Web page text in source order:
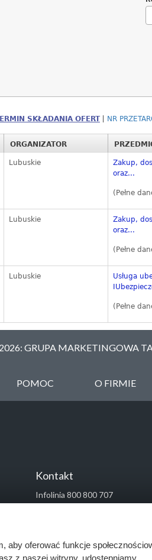
SKŁADANIA OFERT NR
ORGANIZATOR
Lubuskie
Zakup,
oraz...
(Pełne
Lubuskie
Zakup,
oraz...
(Pełne
Lubuskie
Usługa
(Pełne
GRUPA MARKETINGOWA
POMOC O FIRMIE
Kontakt
Infolinia 800 800 707
kontakt@pressinfo.pl
aby oferować funkcje
z naszej witryny, udostępniamy